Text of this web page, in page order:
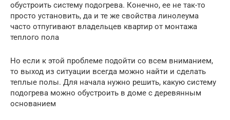
обустроить систему подогрева. Конечно, ее не так-то
просто установить, да и те же свойства линолеума
часто отпугивают владельцев квартир от монтажа
теплого пола
Но если к этой проблеме подойти со всем вниманием,
то выход из ситуации всегда можно найти и сделать
теплые полы. Для начала нужно решить, какую систему
подогрева можно обустроить в доме с деревянным
основанием